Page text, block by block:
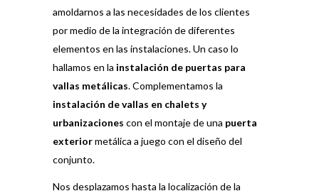
amoldarnos a las necesidades de los clientes
por medio de la integración de diferentes
elementos en las instalaciones. Un caso lo
hallamos en la instalación de puertas para
vallas metálicas. Complementamos la
instalación de vallas en chalets y
urbanizaciones con el montaje de una puerta
exteriormetálica a juego con el diseño del
conjunto.
Nos desplazamos hasta la localización de la